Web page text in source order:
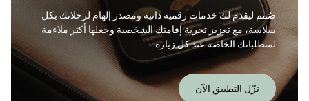
صُمم ليقدم لك خدمات رقمية ذاتية ومصدر إلهام لرحلاتك بكل
سلاسة، مع تعزيز تجربة إقامتك الشخصية وجعلها أكثر ملاءمة
لمتطلباتك الخاصة عند كل زيارة.
نزّل التطبيق الآن